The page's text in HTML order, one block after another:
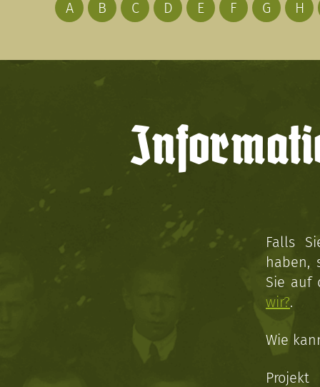
A B C D E F G H
Falls
haben,
Sie auf
wir?.
Wie